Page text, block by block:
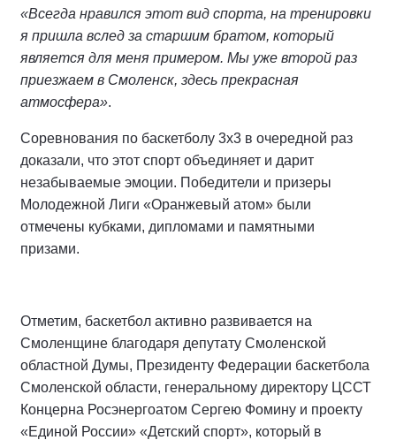
«Всегда нравился этот вид спорта, на тренировки
я пришла вслед за старшим братом, который
является для меня примером. Мы уже второй раз
приезжаем в Смоленск, здесь прекрасная
атмосфера».
Соревнования по баскетболу 3х3 в очередной раз
доказали, что этот спорт объединяет и дарит
незабываемые эмоции. Победители и призеры
Молодежной Лиги «Оранжевый атом» были
отмечены кубками, дипломами и памятными
призами.
Отметим, баскетбол активно развивается на
Смоленщине благодаря депутату Смоленской
областной Думы, Президенту Федерации баскетбола
Смоленской области, генеральному директору ЦССТ
Концерна Росэнергоатом Сергею Фомину и проекту
«Единой России» «Детский спорт», который в